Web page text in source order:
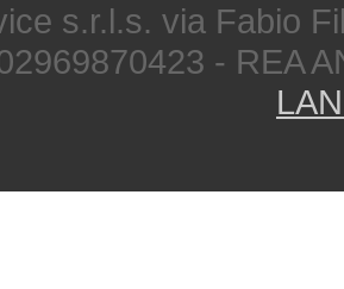
s.r.l.s. via Fabio
- REA